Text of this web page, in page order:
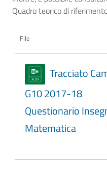
Quadro teorico di
File
Tracciato
G10 2017-18
Questionario
Matematica